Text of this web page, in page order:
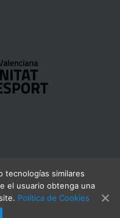
Todos los derechos
tecnologías similares
el usuario obtenga una
Política de Cookies